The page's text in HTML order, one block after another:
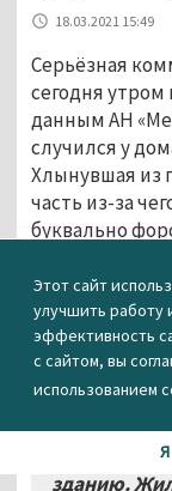
Этот сайт
улучшить работу
эффективность
с сайтом, вы
использованием
Я
18.03.2021 15:49
Серьёзная
сегодня
данным АН
случился у
Хлынувшая из
часть из-за
буквально
настоящее
занимаются
«На
утечка на
ведении
настоящее
зданию.